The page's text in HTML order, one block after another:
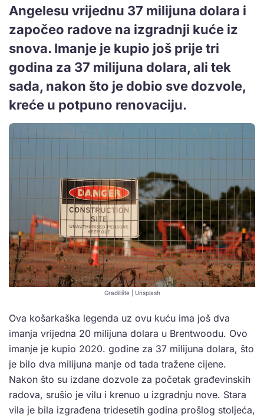
Angelesu vrijednu 37 milijuna dolara i
započeo radove na izgradnji kuće iz
snova. Imanje je kupio još prije tri
godina za 37 milijuna dolara, ali tek
sada, nakon što je dobio sve dozvole,
kreće u potpuno renovaciju.
Gradilište | Unsplash
Ova košarkaška legenda uz ovu kuću ima još dva
imanja vrijedna 20 milijuna dolara u Brentwoodu. Ovo
imanje je kupio 2020. godine za 37 milijuna dolara, što
je bilo dva milijuna manje od tada tražene cijene.
Nakon što su izdane dozvole za početak građevinskih
radova, srušio je vilu i krenuo u izgradnju nove. Stara
vila je bila izgrađena tridesetih godina prošlog stoljeća,